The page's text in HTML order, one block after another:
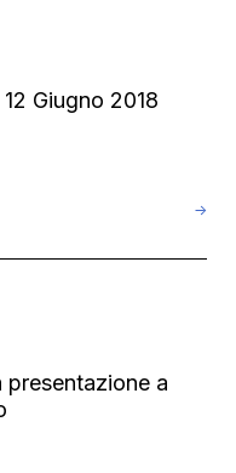
Giugno 2018
→
presentazione a